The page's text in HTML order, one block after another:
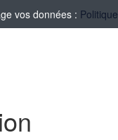
vos données :